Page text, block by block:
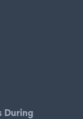
During